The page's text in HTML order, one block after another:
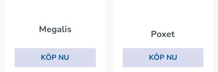
Megalis
KÖP NU
Poxet
KÖP NU